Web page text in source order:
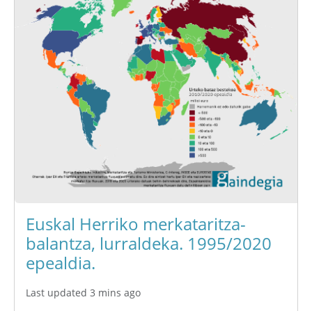
Euskal Herriko merkataritza-
balantza, lurraldeka. 1995/2020
epealdia.
Last updated 3 mins ago